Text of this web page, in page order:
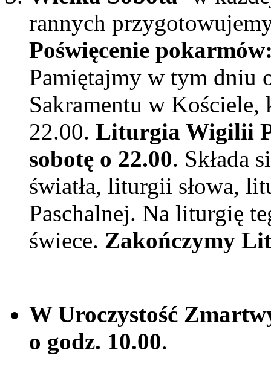
rannych
Poświęcenie
Pamiętajmy w tym dniu
Sakramentu w Kościele,
22.00. Liturgia Wigilii
sobotę o 22.00. Składa
światła, liturgii słowa,
Paschalnej. Na liturgię
świece. Zakończymy
W Uroczystość
o godz. 10.00.